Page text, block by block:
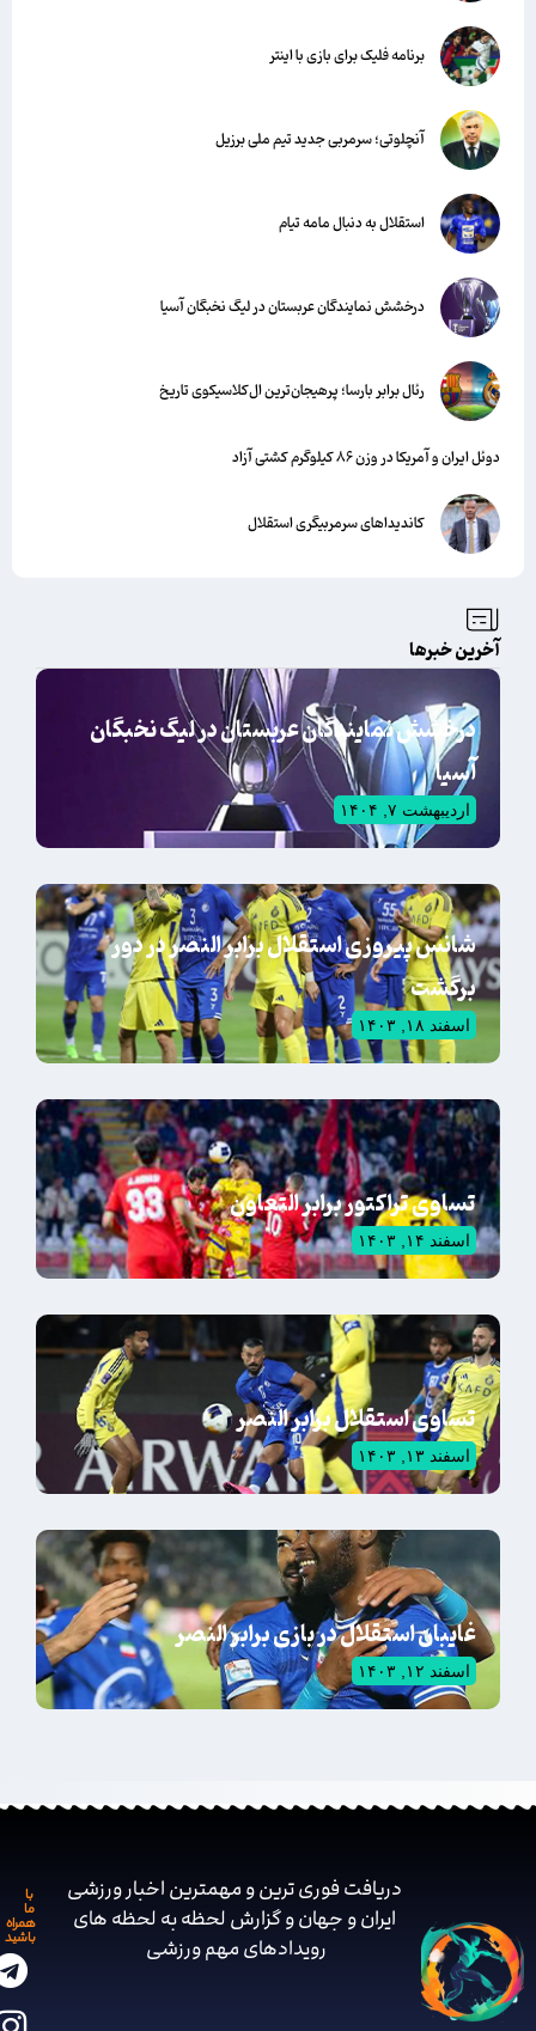
برنامه فلیک برای بازی با اینتر
آنچلوتی؛ سرمربی جدید تیم ملی برزیل
استقلال به دنبال مامه تیام
درخشش نمایندگان عربستان در لیگ نخبگان آسیا
رئال برابر بارسا؛ پرهیجان‌‌ترین ال‌کلاسیکوی تاریخ
دوئل ایران و آمریکا در وزن ۸۶ کیلوگرم کشتی آزاد
کاندیداهای سرمربیگری استقلال
آخرین خبرها
درخشش نمایندگان عربستان در لیگ نخبگان
آسیا
اردیبهشت ۷, ۱۴۰۴
شانس پیروزی استقلال برابر النصر در دور
برگشت
اسفند ۱۸, ۱۴۰۳
تساوی تراکتور برابر التعاون
اسفند ۱۴, ۱۴۰۳
تساوی استقلال برابر النصر
اسفند ۱۳, ۱۴۰۳
غایبان استقلال در بازی برابر النصر
اسفند ۱۲, ۱۴۰۳
دریافت فوری ترین و مهمترین اخبار ورزشی
ایران و جهان و گزارش لحظه به لحظه های
رویدادهای مهم ‌ورزشی
همراه
باشید